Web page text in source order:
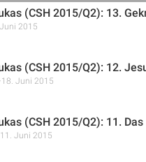
(CSH 2015/Q2): 13.
2015
(CSH 2015/Q2): 12.
18. Juni 2015
(CSH 2015/Q2): 11.
11. Juni 2015